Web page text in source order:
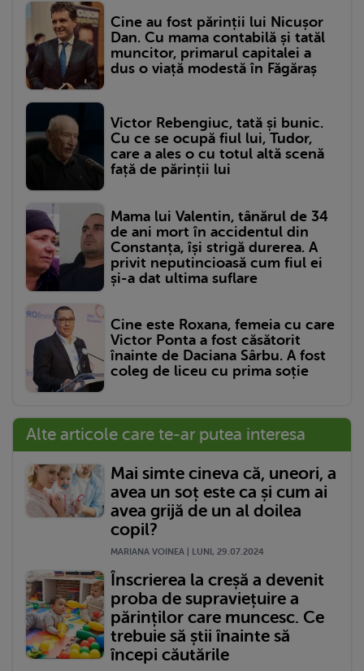
Cine au fost părinții lui Nicușor
Dan. Cu mama contabilă și tatăl
muncitor, primarul capitalei a
dus o viață modestă în Făgăraș
Victor Rebengiuc, tată și bunic.
Cu ce se ocupă fiul lui, Tudor,
care a ales o cu totul altă scenă
față de părinții lui
Mama lui Valentin, tânărul de 34
de ani mort în accidentul din
Constanța, își strigă durerea. A
privit neputincioasă cum fiul ei
și-a dat ultima suflare
Cine este Roxana, femeia cu care
Victor Ponta a fost căsătorit
înainte de Daciana Sârbu. A fost
coleg de liceu cu prima soție
Alte articole care te-ar putea interesa
Mai simte cineva că, uneori, a
avea un soț este ca și cum ai
avea grijă de un al doilea
copil?
MARIANA VOINEA | LUNI, 29.07.2024
Înscrierea la creșă a devenit
proba de supraviețuire a
părinților care muncesc. Ce
trebuie să știi înainte să
începi căutările